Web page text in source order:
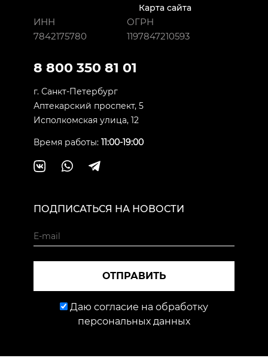
Карта сайта
ИНН
7842175780
ОГРН
1197847210593
8 800 350 81 01
г. Санкт-Петербург
Аптекарский проспект, 5
Исполкомская улица, 12
Время работы: 11:00-19:00
ПОДПИСАТЬСЯ НА НОВОСТИ
ОТПРАВИТЬ
Даю согласие на обработку
персональных данных